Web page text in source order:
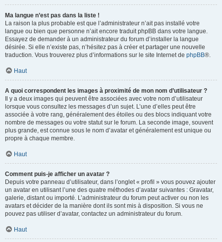
Ma langue n’est pas dans la liste !
La raison la plus probable est que l’administrateur n’ait pas installé votre
langue ou bien que personne n’ait encore traduit phpBB dans votre langue.
Essayez de demander à un administrateur du forum d’installer la langue
désirée. Si elle n’existe pas, n’hésitez pas à créer et partager une nouvelle
traduction. Vous trouverez plus d’informations sur le site Internet de phpBB®.
Haut
A quoi correspondent les images à proximité de mon nom d’utilisateur ?
Il y a deux images qui peuvent être associées avec votre nom d’utilisateur
lorsque vous consultez les messages d’un sujet. L’une d’elles peut être
associée à votre rang, généralement des étoiles ou des blocs indiquant votre
nombre de messages ou votre statut sur le forum. La seconde image, souvent
plus grande, est connue sous le nom d’avatar et généralement est unique ou
propre à chaque membre.
Haut
Comment puis-je afficher un avatar ?
Depuis votre panneau d’utilisateur, dans l’onglet « profil » vous pouvez ajouter
un avatar en utilisant l’une des quatre méthodes d’avatar suivantes : Gravatar,
galerie, distant ou importé. L’administrateur du forum peut activer ou non les
avatars et décider de la manière dont ils sont mis à disposition. Si vous ne
pouvez pas utiliser d’avatar, contactez un administrateur du forum.
Haut